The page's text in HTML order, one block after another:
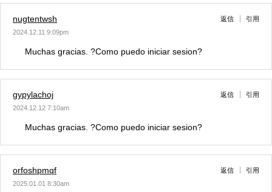
nugtentwsh
2024.12.11 9:09pm
返信 引用
Muchas gracias. ?Como puedo iniciar sesion?
gypylachoj
2024.12.12 7:10am
返信 引用
Muchas gracias. ?Como puedo iniciar sesion?
orfoshpmqf
2025.01.01 8:30am
返信 引用